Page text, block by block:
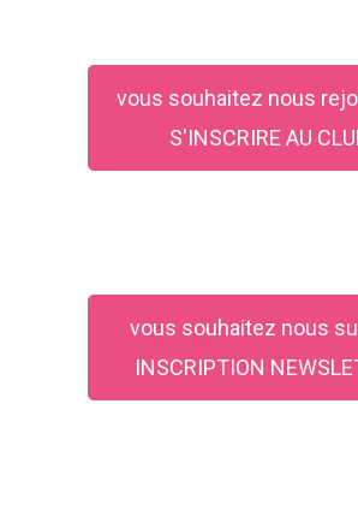
vous souhaitez nous
S'INSCRIRE AU
vous souhaitez nous
INSCRIPTION